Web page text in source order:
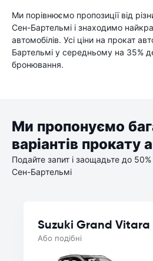
Ми порівнюємо пропозиції від
Сен-Бартельмі і знаходимо
автомобілів. Усі ціни на прокат
Бартельмі у середньому на 35%
бронювання.
Ми пропонуємо
варіантів прокату
Подайте запит і заощадьте до 50%
Сен-Бартельмі
Suzuki Grand Vitara
Або подібні